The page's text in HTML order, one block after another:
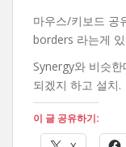
마우스/키보드
borders 라는게
Synergy와 비슷
되겠지 하고 설치.
이 글 공유하기: